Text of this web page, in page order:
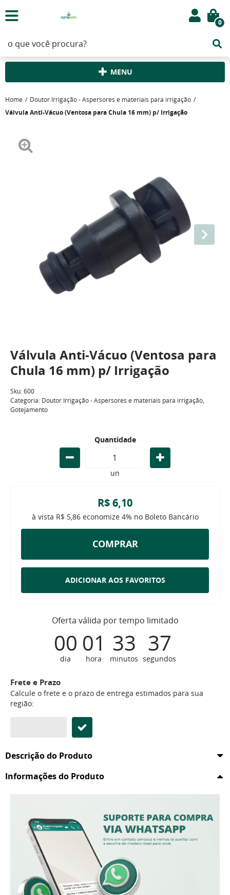
0
MENU
Home Doutor Irrigação - Aspersores e materiais para irrigação
Válvula Anti-Vácuo (Ventosa para Chula 16 mm) p/ Irrigação
Válvula Anti-Vácuo (Ventosa para
Chula 16 mm) p/ Irrigação
Sku:600
Categoria: Doutor Irrigação - Aspersores e materiais para irrigação,
Gotejamento
Quantidade
un
R$ 6,10
à vista R$ 5,86economize 4% no Boleto Bancário
COMPRAR
ADICIONAR AOS FAVORITOS
Oferta válida por tempo limitado
00
dia
01
hora
33
minutos
37
segundos
Frete e Prazo
Calcule o frete e o prazo de entrega estimados para sua
região:
Descrição do Produto
Informações do Produto